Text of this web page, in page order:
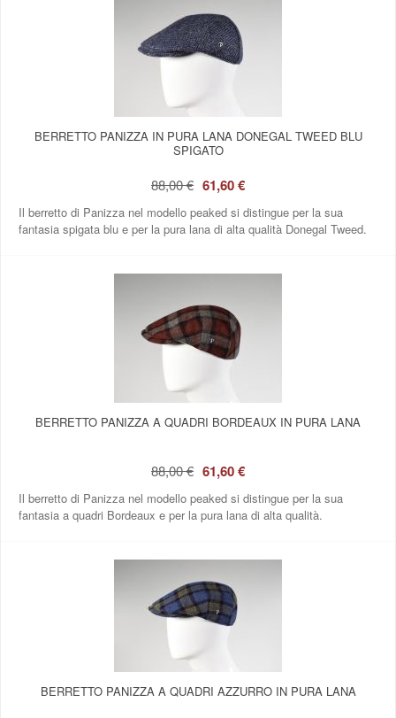
BERRETTO PANIZZA IN PURA LANA DONEGAL TWEED BLU
SPIGATO
88,00 € 61,60 €
Il berretto di Panizza nel modello peaked si distingue per la sua
fantasia spigata blu e per la pura lana di alta qualità Donegal Tweed.
BERRETTO PANIZZA A QUADRI BORDEAUX IN PURA LANA
88,00 € 61,60 €
Il berretto di Panizza nel modello peaked si distingue per la sua
fantasia a quadri Bordeaux e per la pura lana di alta qualità.
BERRETTO PANIZZA A QUADRI AZZURRO IN PURA LANA